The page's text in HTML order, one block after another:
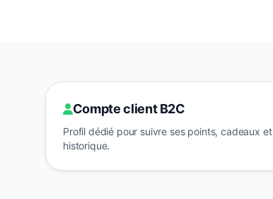
Compte client B2C
Profil dédié pour suivre ses points, cadeaux et
historique.